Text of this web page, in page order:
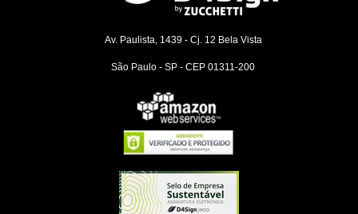
Av. Paulista, 1439 - Cj. 12 Bela Vista
São Paulo - SP - CEP 01311-200